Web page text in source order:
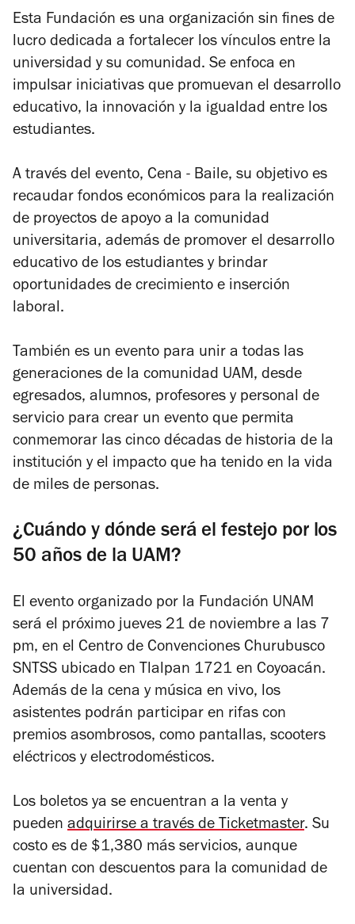
Esta Fundación es una organización sin fines de
lucro dedicada a fortalecer los vínculos entre la
universidad y su comunidad. Se enfoca en
impulsar iniciativas que promuevan el desarrollo
educativo, la innovación y la igualdad entre los
estudiantes.
A través del evento, Cena - Baile, su objetivo es
recaudar fondos económicos para la realización
de proyectos de apoyo a la comunidad
universitaria, además de promover el desarrollo
educativo de los estudiantes y brindar
oportunidades de crecimiento e inserción
laboral.
También es un evento para unir a todas las
generaciones de la comunidad UAM, desde
egresados, alumnos, profesores y personal de
servicio para crear un evento que permita
conmemorar las cinco décadas de historia de la
institución y el impacto que ha tenido en la vida
de miles de personas.
¿Cuándo y dónde será el festejo por los
50 años de la UAM?
El evento organizado por la Fundación UNAM
será el próximo jueves 21 de noviembre a las 7
pm, en el Centro de Convenciones Churubusco
SNTSS ubicado en Tlalpan 1721 en Coyoacán.
Además de la cena y música en vivo, los
asistentes podrán participar en rifas con
premios asombrosos, como pantallas, scooters
eléctricos y electrodomésticos.
Los boletos ya se encuentran a la venta y
pueden adquirirse a través de Ticketmaster. Su
costo es de $1,380 más servicios, aunque
cuentan con descuentos para la comunidad de
la universidad.